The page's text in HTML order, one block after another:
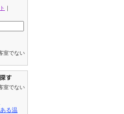
｜
室でない
室でない
る温